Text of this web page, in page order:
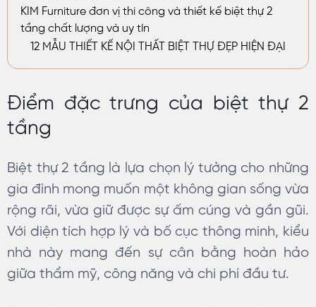
KIM Furniture đơn vị thi công và thiết kế biệt thự 2
tầng chất lượng và uy tín
12 MẪU THIẾT KẾ NỘI THẤT BIỆT THỰ ĐẸP HIỆN ĐẠI
Điểm đặc trưng của biệt thự 2
tầng
Biệt thự 2 tầng là lựa chọn lý tưởng cho những
gia đình mong muốn một không gian sống vừa
rộng rãi, vừa giữ được sự ấm cúng và gần gũi.
Với diện tích hợp lý và bố cục thông minh, kiểu
nhà này mang đến sự cân bằng hoàn hảo
giữa thẩm mỹ, công năng và chi phí đầu tư.